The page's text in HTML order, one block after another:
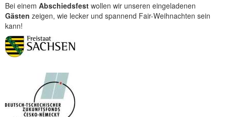
Bei einem Abschiedsfest wollen wir unseren eingeladenen
Gästen zeigen, wie lecker und spannend Fair-Weihnachten sein
kann!